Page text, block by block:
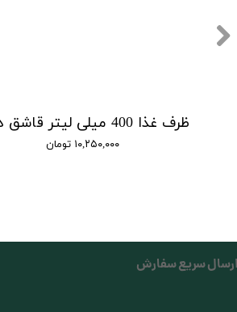
۱۰,۲۵۰,۰۰۰ تومان
ارسال سریع سفارش